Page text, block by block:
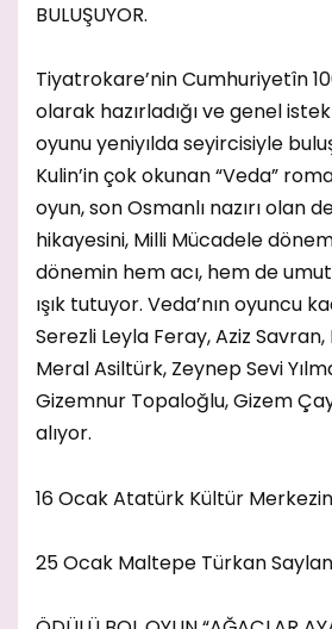
BULUŞUYOR.
Tiyatrokare’nin Cumhuriyetîn
olarak hazırladığı ve genel
oyunu yeniyılda seyircisiyle
Kulin’in çok okunan “Veda”
oyun, son Osmanlı nazırı olan
hikayesini, Milli Mücadele
dönemin hem acı, hem de
ışık tutuyor. Veda’nın oyuncu
Serezli Leyla Feray, Aziz
Meral Asiltürk, Zeynep Sevi
Gizemnur Topaloğlu, Gizem
alıyor.
16 Ocak Atatürk Kültür
25 Ocak Maltepe Türkan